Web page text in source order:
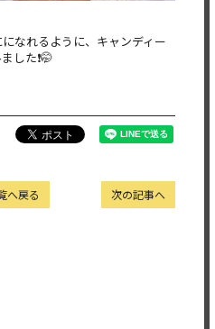
なれるように、キャンディー
した❗️🤭
次の記事へ
へ戻る